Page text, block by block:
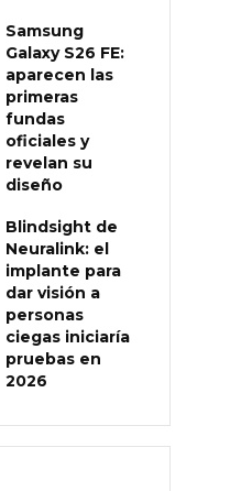
Samsung
Galaxy S26 FE:
aparecen las
primeras
fundas
oficiales y
revelan su
diseño
Blindsight de
Neuralink: el
implante para
dar visión a
personas
ciegas iniciaría
pruebas en
2026